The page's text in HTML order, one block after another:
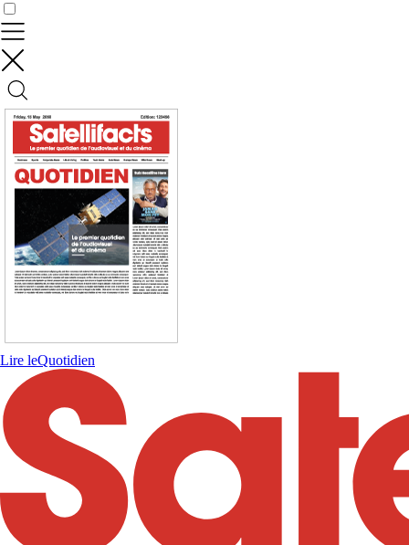
Lire leQuotidien
Contrôler vos données